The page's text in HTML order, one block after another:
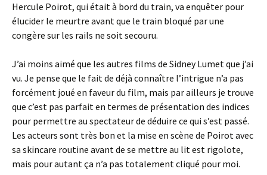
Hercule Poirot, qui était à bord du train, va enquêter pour
élucider le meurtre avant que le train bloqué par une
congère sur les rails ne soit secouru.
J’ai moins aimé que les autres films de Sidney Lumet que j’ai
vu. Je pense que le fait de déjà connaître l’intrigue n’a pas
forcément joué en faveur du film, mais par ailleurs je trouve
que c’est pas parfait en termes de présentation des indices
pour permettre au spectateur de déduire ce qui s’est passé.
Les acteurs sont très bon et la mise en scène de Poirot avec
sa skincare routine avant de se mettre au lit est rigolote,
mais pour autant ça n’a pas totalement cliqué pour moi.